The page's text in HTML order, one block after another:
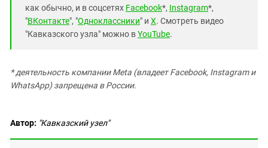
как обычно, и в соцсетях Facebook*, Instagram*,
"ВКонтакте", "Одноклассники" и X. Смотреть видео
"Кавказского узла" можно вYouTube.
* деятельность компании Meta (владеет Facebook, Instagram и
WhatsApp) запрещена в России.
Автор: "Кавказский узел"